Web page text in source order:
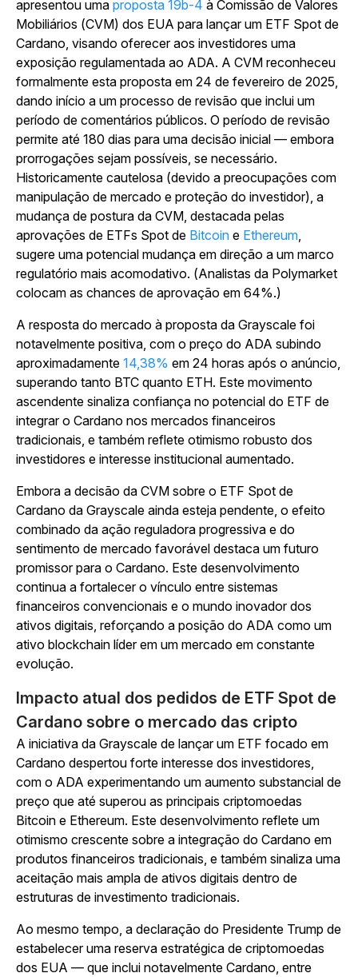
apresentou uma proposta 19b-4 à Comissão de Valores
Mobiliários (CVM) dos EUA para lançar um ETF Spot de
Cardano, visando oferecer aos investidores uma
exposição regulamentada ao ADA. A CVM reconheceu
formalmente esta proposta em 24 de fevereiro de 2025,
dando início a um processo de revisão que inclui um
período de comentários públicos. O período de revisão
permite até 180 dias para uma decisão inicial — embora
prorrogações sejam possíveis, se necessário.
Historicamente cautelosa (devido a preocupações com
manipulação de mercado e proteção do investidor), a
mudança de postura da CVM, destacada pelas
aprovações de ETFs Spot de Bitcoin e Ethereum,
sugere uma potencial mudança em direção a um marco
regulatório mais acomodativo. (Analistas da Polymarket
colocam as chances de aprovação em 64%.)
A resposta do mercado à proposta da Grayscale foi
notavelmente positiva, com o preço do ADA subindo
aproximadamente 14,38% em 24 horas após o anúncio,
superando tanto BTC quanto ETH. Este movimento
ascendente sinaliza confiança no potencial do ETF de
integrar o Cardano nos mercados financeiros
tradicionais, e também reflete otimismo robusto dos
investidores e interesse institucional aumentado.
Embora a decisão da CVM sobre o ETF Spot de
Cardano da Grayscale ainda esteja pendente, o efeito
combinado da ação reguladora progressiva e do
sentimento de mercado favorável destaca um futuro
promissor para o Cardano. Este desenvolvimento
continua a fortalecer o vínculo entre sistemas
financeiros convencionais e o mundo inovador dos
ativos digitais, reforçando a posição do ADA como um
ativo blockchain líder em um mercado em constante
evolução.
Impacto atual dos pedidos de ETF Spot de
Cardano sobre o mercado das cripto
A iniciativa da Grayscale de lançar um ETF focado em
Cardano despertou forte interesse dos investidores,
com o ADA experimentando um aumento substancial de
preço que até superou as principais criptomoedas
Bitcoin e Ethereum. Este desenvolvimento reflete um
otimismo crescente sobre a integração do Cardano em
produtos financeiros tradicionais, e também sinaliza uma
aceitação mais ampla de ativos digitais dentro de
estruturas de investimento tradicionais.
Ao mesmo tempo, a declaração do Presidente Trump de
estabelecer uma reserva estratégica de criptomoedas
dos EUA — que inclui notavelmente Cardano, entre